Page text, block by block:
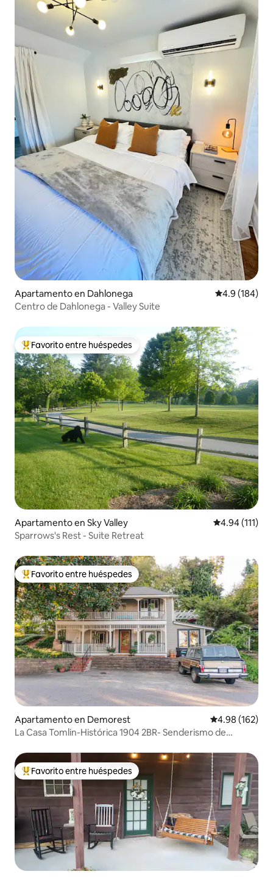
Apartamento en Dahlonega Calificación
4.9 (184)
Centro de Dahlonega - Valley Suite
Favorito entre huéspedes preferido
Favorito entre huéspedes
Apartamento en Sky Valley Calificación
4.94 (111)
Sparrows's Rest - Suite Retreat
Favorito entre huéspedes preferido
Favorito entre huéspedes
Apartamento en Demorest Calificación
4.98 (162)
La Casa Tomlin-Histórica 1904 2BR- Senderismo de
Favorito entre huéspedes preferido
Favorito entre huéspedes